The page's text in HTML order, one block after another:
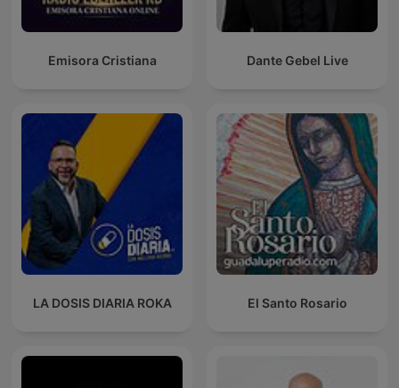
Emisora Cristiana Dante Gebel Live
LA DOSIS DIARIA ROKA El Santo Rosario